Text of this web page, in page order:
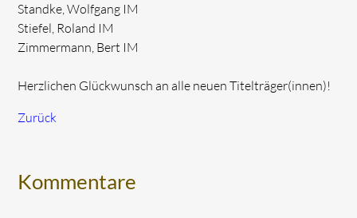
Standke, Wolfgang IM
Stiefel, Roland IM
Zimmermann, Bert IM
Herzlichen Glückwunsch an alle neuen Titelträger(innen)!
Zurück
Kommentare